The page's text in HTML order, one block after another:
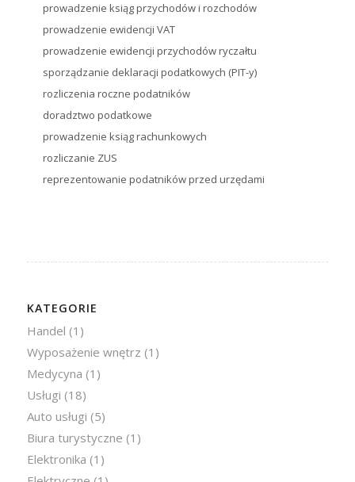
prowadzenie ksiąg przychodów i rozchodów
prowadzenie ewidencji VAT
prowadzenie ewidencji przychodów ryczałtu
sporządzanie deklaracji podatkowych (PIT-y)
rozliczenia roczne podatników
doradztwo podatkowe
prowadzenie ksiąg rachunkowych
rozliczanie ZUS
reprezentowanie podatników przed urzędami
KATEGORIE
Handel (1)
Wyposażenie wnętrz (1)
Medycyna (1)
Usługi (18)
Auto usługi (5)
Biura turystyczne (1)
Elektronika (1)